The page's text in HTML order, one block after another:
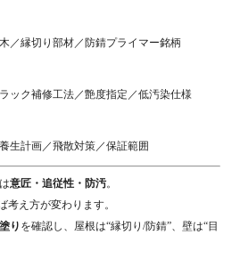
／縁切り部材／防錆プライマー銘柄
ック補修工法／艶度指定／低汚染仕様
生計画／飛散対策／保証範囲
意匠・追従性・防汚。
考え方が変わります。
り を確認し、屋根は“縁切り/防錆”、壁は“目